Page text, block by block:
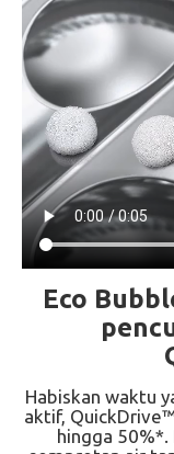
Eco
Habiskan waktu
aktif,
hingga 50%*.